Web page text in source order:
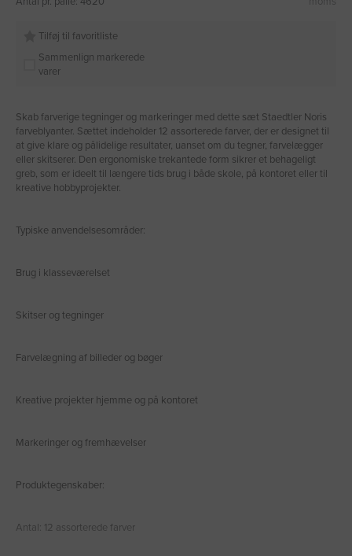
Tilføj til favoritliste
Sammenlign markerede
varer
Skab farverige tegninger og markeringer med dette sæt Staedtler Noris
farveblyanter. Sættet indeholder 12 assorterede farver, der er designet til
at give klare og pålidelige resultater, uanset om du tegner, farvelægger
eller skitserer. Den ergonomiske trekantede form sikrer et behageligt
greb, som er ideelt til længere tids brug i både skole, på kontoret eller til
kreative hobbyprojekter.
Typiske anvendelsesområder:
Brug i klasseværelset
Skitser og tegninger
Farvelægning af billeder og bøger
Kreative projekter hjemme og på kontoret
Markeringer og fremhævelser
Produktegenskaber:
Antal: 12 assorterede farver